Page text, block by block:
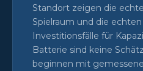
Standort zeigen die
Spielraum und die
Investitionsfälle für
Batterie sind keine
beginnen mit